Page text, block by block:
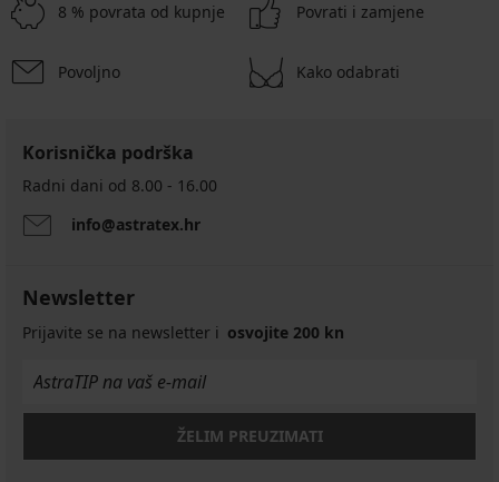
8 % povrata od kupnje Povrati i zamjene
Povoljno Kako odabrati
Korisnička podrška
Radni dani od 8.00 - 16.00
info@astratex.hr
Newsletter
Prijavite se na newsletter i osvojite 200 kn
ŽELIM PREUZIMATI